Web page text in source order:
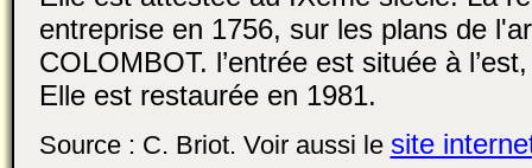
entreprise en 1756, sur les plans de
COLOMBOT. l’entrée est située à
Elle est restaurée en 1981.
Source : C. Briot. Voir aussi le site